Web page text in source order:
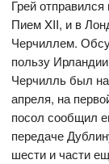
Грей
Пием XII, и в
Черчиллем.
пользу
Черчилль был
апреля, на
посол сообщил
передаче
шести и части